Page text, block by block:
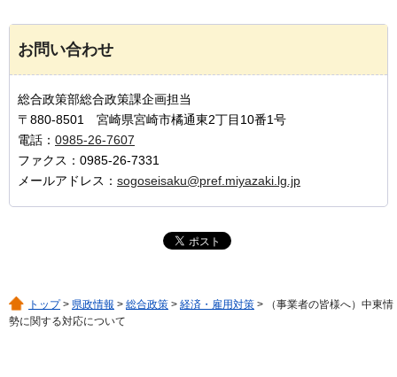
お問い合わせ
総合政策部総合政策課企画担当
〒880-8501 宮崎県宮崎市橘通東2丁目10番1号
電話： 0985-26-7607
ファクス：0985-26-7331
メールアドレス： sogoseisaku@pref.miyazaki.lg.jp
トップ> 県政情報 > 総合政策 > 経済・雇用対策 > （事業者の皆様へ）中東情
勢に関する対応について